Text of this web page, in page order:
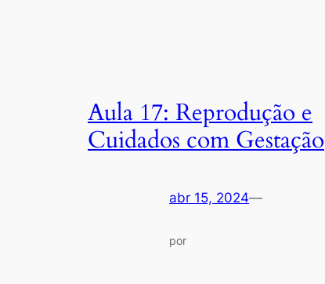
Aula 17: Reprodução e
Cuidados com Gestação
abr 15, 2024—
por